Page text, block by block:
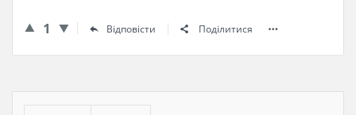
1 Відповісти Поділитися
Бічна